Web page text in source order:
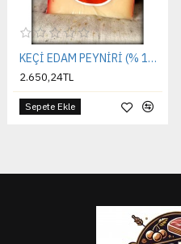
KEÇİ EDAM PEYNİRİ (% 100 keçi sütü)
2.650,24TL
Sepete Ekle